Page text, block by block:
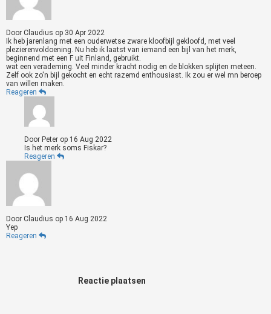
Door Claudius op 30 Apr 2022
Ik heb jarenlang met een ouderwetse zware kloofbijl gekloofd, met veel
plezierenvoldoening. Nu heb ik laatst van iemand een bijl van het merk,
beginnend met een F uit Finland, gebruikt.
wat een verademing. Veel minder kracht nodig en de blokken splijten meteen.
Zelf ook zo'n bijl gekocht en echt razemd enthousiast. Ik zou er wel mn beroep
van willen maken.
Reageren
Door Peter op 16 Aug 2022
Is het merk soms Fiskar?
Reageren
Door Claudius op 16 Aug 2022
Yep
Reageren
Reactie plaatsen